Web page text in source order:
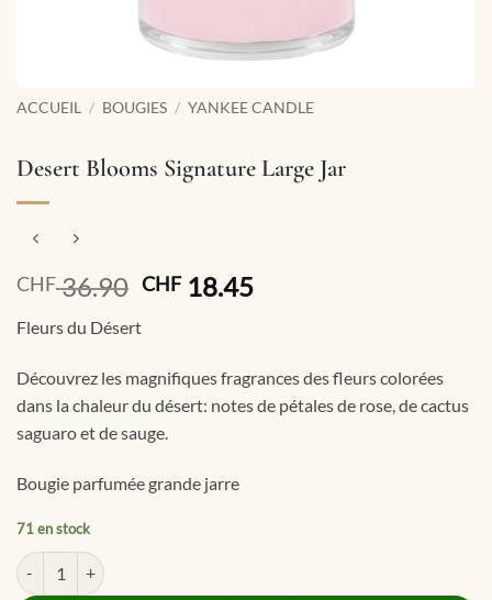
ACCUEIL / BOUGIES / YANKEE CANDLE
Desert Blooms Signature Large Jar
CHF36.90 Le
initial
était :
CHF 36.90.
CHF18.45Le
CHF 18.45.
Fleurs du Désert
Découvrez les magnifiques fragrances des fleurs colorées
dans la chaleur du désert: notes de pétales de rose, de cactus
saguaro et de sauge.
Bougie parfumée grande jarre
71 en stock
quantité de Desert Blooms Signature Large Jar